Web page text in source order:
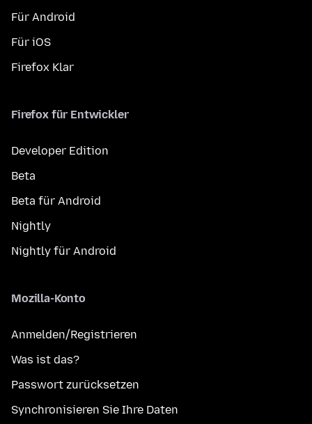
Für Android
Für iOS
Firefox Klar
Firefox für Entwickler
Developer Edition
Beta
Beta für Android
Nightly
Nightly für Android
Mozilla-Konto
Anmelden/Registrieren
Was ist das?
Passwort zurücksetzen
Synchronisieren Sie Ihre Daten